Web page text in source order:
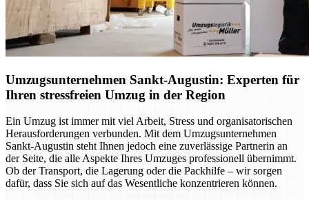
Umzugsunternehmen Sankt-Augustin: Experten für
Ihren stressfreien Umzug in der Region
Ein Umzug ist immer mit viel Arbeit, Stress und organisatorischen
Herausforderungen verbunden. Mit dem Umzugsunternehmen
Sankt-Augustin steht Ihnen jedoch eine zuverlässige Partnerin an
der Seite, die alle Aspekte Ihres Umzuges professionell übernimmt.
Ob der Transport, die Lagerung oder die Packhilfe – wir sorgen
dafür, dass Sie sich auf das Wesentliche konzentrieren können.